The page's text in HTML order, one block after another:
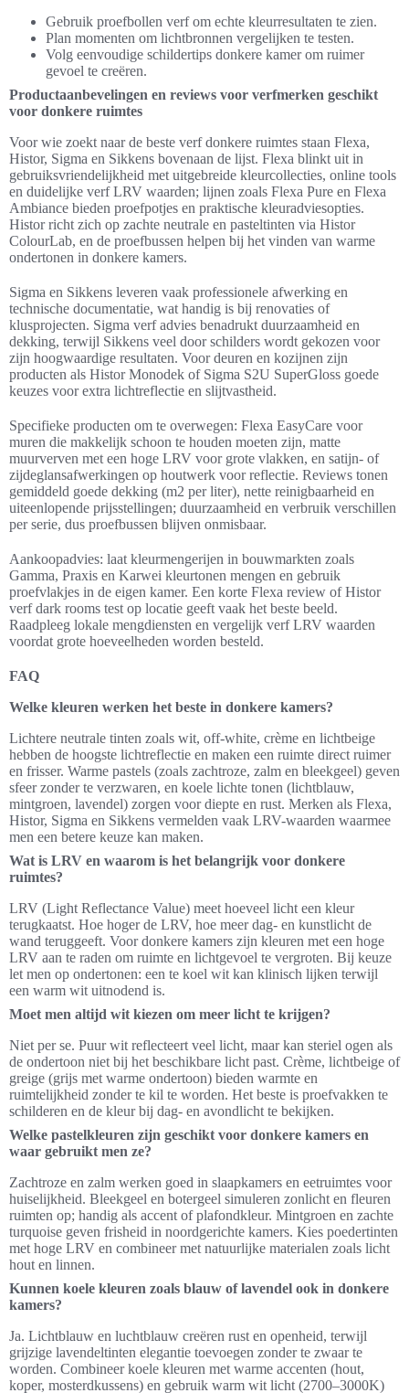
Gebruik proefbollen verf om echte kleurresultaten te zien.
Plan momenten om lichtbronnen vergelijken te testen.
Volg eenvoudige schildertips donkere kamer om ruimer
gevoel te creëren.
Productaanbevelingen en reviews voor verfmerken geschikt
voor donkere ruimtes
Voor wie zoekt naar de beste verf donkere ruimtes staan Flexa,
Histor, Sigma en Sikkens bovenaan de lijst. Flexa blinkt uit in
gebruiksvriendelijkheid met uitgebreide kleurcollecties, online tools
en duidelijke verf LRV waarden; lijnen zoals Flexa Pure en Flexa
Ambiance bieden proefpotjes en praktische kleuradviesopties.
Histor richt zich op zachte neutrale en pasteltinten via Histor
ColourLab, en de proefbussen helpen bij het vinden van warme
ondertonen in donkere kamers.
Sigma en Sikkens leveren vaak professionele afwerking en
technische documentatie, wat handig is bij renovaties of
klusprojecten. Sigma verf advies benadrukt duurzaamheid en
dekking, terwijl Sikkens veel door schilders wordt gekozen voor
zijn hoogwaardige resultaten. Voor deuren en kozijnen zijn
producten als Histor Monodek of Sigma S2U SuperGloss goede
keuzes voor extra lichtreflectie en slijtvastheid.
Specifieke producten om te overwegen: Flexa EasyCare voor
muren die makkelijk schoon te houden moeten zijn, matte
muurverven met een hoge LRV voor grote vlakken, en satijn- of
zijdeglansafwerkingen op houtwerk voor reflectie. Reviews tonen
gemiddeld goede dekking (m2 per liter), nette reinigbaarheid en
uiteenlopende prijsstellingen; duurzaamheid en verbruik verschillen
per serie, dus proefbussen blijven onmisbaar.
Aankoopadvies: laat kleurmengerijen in bouwmarkten zoals
Gamma, Praxis en Karwei kleurtonen mengen en gebruik
proefvlakjes in de eigen kamer. Een korte Flexa review of Histor
verf dark rooms test op locatie geeft vaak het beste beeld.
Raadpleeg lokale mengdiensten en vergelijk verf LRV waarden
voordat grote hoeveelheden worden besteld.
FAQ
Welke kleuren werken het beste in donkere kamers?
Lichtere neutrale tinten zoals wit, off-white, crème en lichtbeige
hebben de hoogste lichtreflectie en maken een ruimte direct ruimer
en frisser. Warme pastels (zoals zachtroze, zalm en bleekgeel) geven
sfeer zonder te verzwaren, en koele lichte tonen (lichtblauw,
mintgroen, lavendel) zorgen voor diepte en rust. Merken als Flexa,
Histor, Sigma en Sikkens vermelden vaak LRV-waarden waarmee
men een betere keuze kan maken.
Wat is LRV en waarom is het belangrijk voor donkere
ruimtes?
LRV (Light Reflectance Value) meet hoeveel licht een kleur
terugkaatst. Hoe hoger de LRV, hoe meer dag- en kunstlicht de
wand teruggeeft. Voor donkere kamers zijn kleuren met een hoge
LRV aan te raden om ruimte en lichtgevoel te vergroten. Bij keuze
let men op ondertonen: een te koel wit kan klinisch lijken terwijl
een warm wit uitnodend is.
Moet men altijd wit kiezen om meer licht te krijgen?
Niet per se. Puur wit reflecteert veel licht, maar kan steriel ogen als
de ondertoon niet bij het beschikbare licht past. Crème, lichtbeige of
greige (grijs met warme ondertoon) bieden warmte en
ruimtelijkheid zonder te kil te worden. Het beste is proefvakken te
schilderen en de kleur bij dag- en avondlicht te bekijken.
Welke pastelkleuren zijn geschikt voor donkere kamers en
waar gebruikt men ze?
Zachtroze en zalm werken goed in slaapkamers en eetruimtes voor
huiselijkheid. Bleekgeel en botergeel simuleren zonlicht en fleuren
ruimten op; handig als accent of plafondkleur. Mintgroen en zachte
turquoise geven frisheid in noordgerichte kamers. Kies poedertinten
met hoge LRV en combineer met natuurlijke materialen zoals licht
hout en linnen.
Kunnen koele kleuren zoals blauw of lavendel ook in donkere
kamers?
Ja. Lichtblauw en luchtblauw creëren rust en openheid, terwijl
grijzige lavendeltinten elegantie toevoegen zonder te zwaar te
worden. Combineer koele kleuren met warme accenten (hout,
koper, mosterdkussens) en gebruik warm wit licht (2700–3000K)